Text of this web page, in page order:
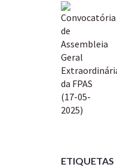
ETIQUETAS